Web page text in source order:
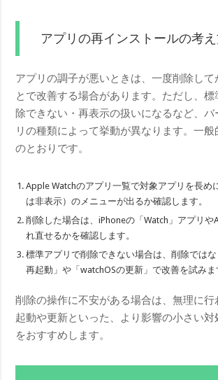
アプリの再インストールの考
アプリの調子が悪いときは、一度削除して
とで改善する場合があります。ただし、標
除できない・再表示の扱いになるなど、
リの種類によって挙動が異なります。一
のとおりです。
Apple Watchのアプリ一覧で対象アプリを長め
は非表示）のメニューが出るか確認します。
削除した場合は、iPhoneの「Watch」アプリや
れ直せるかを確認します。
標準アプリで削除できない場合は、削除では
再起動」や「watchOSの更新」で改善を試みま
削除の操作に不安がある場合は、無理に
起動や更新といった、より影響の小さい対
をおすすめします。